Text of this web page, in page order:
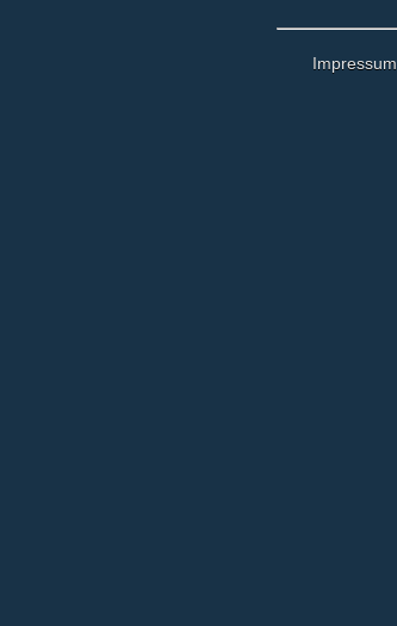
Impressum